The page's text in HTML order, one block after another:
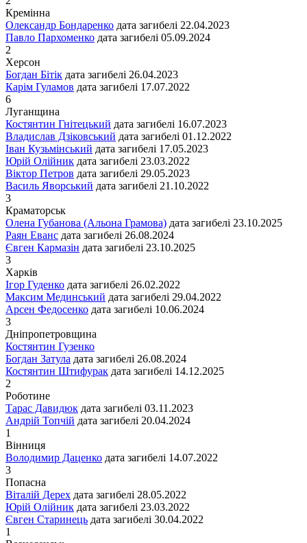
Кремінна
Олександр Бондаренко дата загибелі 22.04.2023
Павло Пархоменко дата загибелі 05.09.2024
2
Херсон
Богдан Бітік дата загибелі 26.04.2023
Карім Гуламов дата загибелі 17.07.2022
6
Луганщина
Костянтин Гнітецький дата загибелі 16.07.2023
Владислав Дзіковський дата загибелі 01.12.2022
Іван Кузьмінський дата загибелі 17.05.2023
Юрій Олійник дата загибелі 23.03.2022
Віктор Петров дата загибелі 29.05.2023
Василь Яворський дата загибелі 21.10.2022
3
Краматорськ
Олена Губанова (Альона Грамова) дата загибелі 23.10.2025
Раян Еванс дата загибелі 26.08.2024
Євген Кармазін дата загибелі 23.10.2025
3
Харків
Ігор Гуденко дата загибелі 26.02.2022
Максим Мединський дата загибелі 29.04.2022
Арсен Федосенко дата загибелі 10.06.2024
3
Дніпропетровщина
Костянтин Гузенко
Богдан Затула дата загибелі 26.08.2024
Костянтин Штифурак дата загибелі 14.12.2025
2
Роботине
Тарас Давидюк дата загибелі 03.11.2023
Андрій Топчій дата загибелі 20.04.2024
1
Вінниця
Володимир Даценко дата загибелі 14.07.2022
3
Попасна
Віталій Дерех дата загибелі 28.05.2022
Юрій Олійник дата загибелі 23.03.2022
Євген Старинець дата загибелі 30.04.2022
1